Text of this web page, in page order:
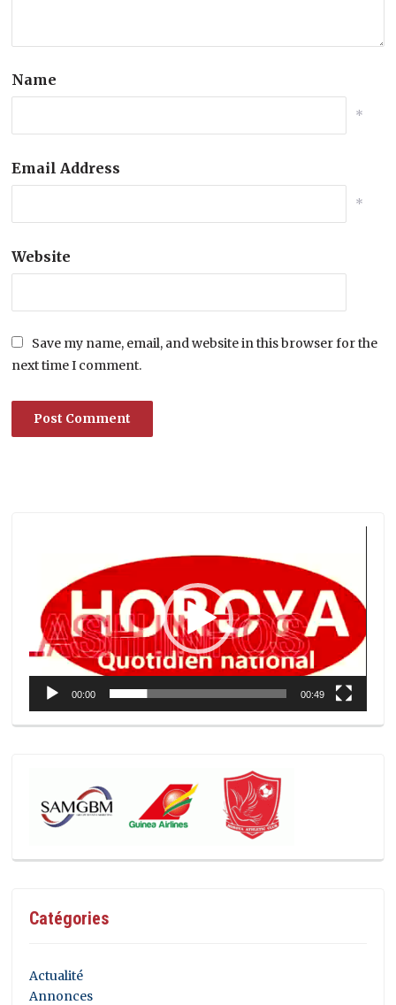
Name
*
Email Address
*
Website
Save my name, email, and website in this browser for the
next time I comment.
00:00 00:49
Catégories
Actualité
Annonces